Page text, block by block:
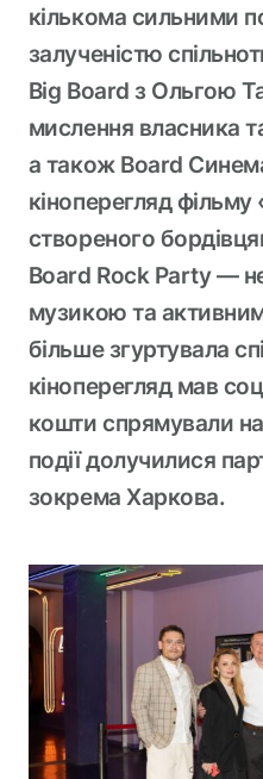
кількома сильними
залученістю
Big Board з Ольгою
мислення власника
а також Board
кіноперегляд фільму
створеного
Board Rock Party —
музикою та
більше згуртувала
кіноперегляд мав
кошти спрямували
події долучилися
зокрема Харкова.